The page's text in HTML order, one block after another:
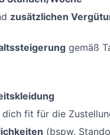
zusätzlichen
gemäß
dich fit für die
(bspw.